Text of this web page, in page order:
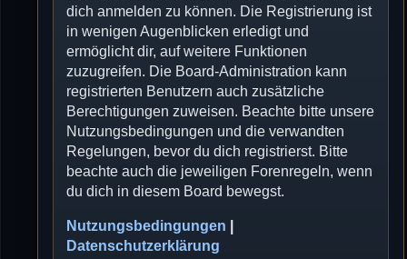
dich anmelden zu können. Die Registrierung ist
in wenigen Augenblicken erledigt und
ermöglicht dir, auf weitere Funktionen
zuzugreifen. Die Board-Administration kann
registrierten Benutzern auch zusätzliche
Berechtigungen zuweisen. Beachte bitte unsere
Nutzungsbedingungen und die verwandten
Regelungen, bevor du dich registrierst. Bitte
beachte auch die jeweiligen Forenregeln, wenn
du dich in diesem Board bewegst.
Nutzungsbedingungen
Datenschutzerklärung